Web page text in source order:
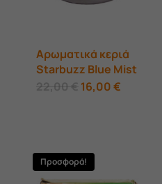
Αρωματικά κεριά
Starbuzz Blue Mist
22,00€ Original
price
16,00€Η
Προσφορά!